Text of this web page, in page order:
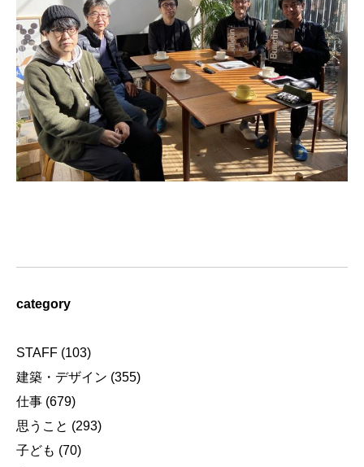
category
STAFF (103)
建築・デザイン (355)
仕事 (679)
思うこと (293)
子ども (70)